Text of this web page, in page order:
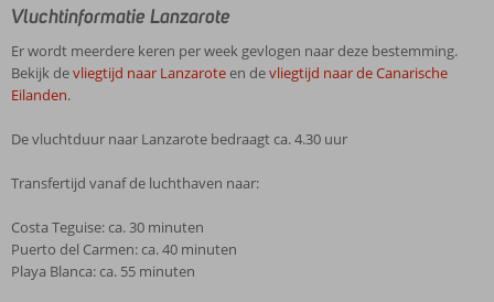
Vluchtinformatie Lanzarote
Er wordt meerdere keren per week gevlogen naar deze bestemming.
Bekijk devliegtijd naar Lanzaroteen devliegtijd naar de Canarische
Eilanden.
De vluchtduur naar Lanzarote bedraagt ca. 4.30 uur
Transfertijd vanaf de luchthaven naar:
Costa Teguise: ca. 30 minuten
Puerto del Carmen: ca. 40 minuten
Playa Blanca: ca. 55 minuten